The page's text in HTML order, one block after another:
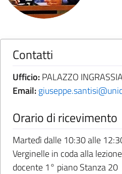
Contatti
Ufficio:PALAZZO
Email:
Orario di ricevimento
Martedì dalle 10:30 alle
Verginelle in coda alla
docente 1° piano Stanza 20